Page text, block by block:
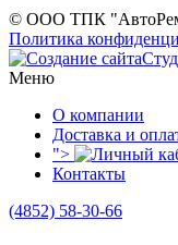
© ООО ТПК
Политика
Меню
О компании
Доставка и
">
Контакты
(4852) 58-30-66